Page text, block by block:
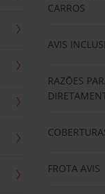
CARROS
AVIS
RAZÕES
FROTA AVIS